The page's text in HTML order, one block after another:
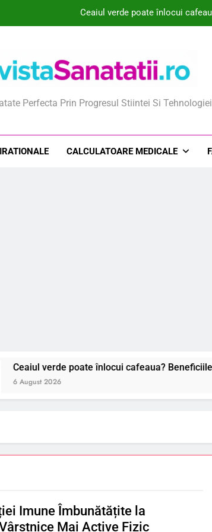
Ceaiul verde poate înlocui
De ce alegerea prezervativului
Perfecta Prin Progresul Stiintei Si
CALCULATOARE MEDICALE
poate înlocui cafeaua? Beneficiile sale
Imune Îmbunătățite la
Mai Active Fizic